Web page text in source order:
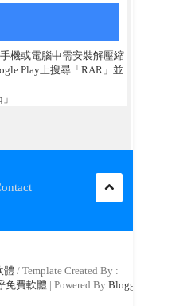
機或電腦中需安裝解壓縮
Play上搜尋「RAR」並
體 / Template Created By :
免費軟體 | Powered By Blogger